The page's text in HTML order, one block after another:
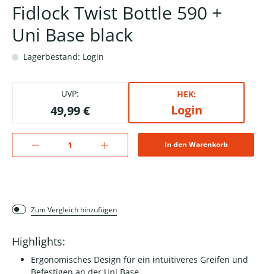
Fidlock Twist Bottle 590 +
Uni Base black
Lagerbestand: Login
UVP:
49,99 €
HEK:
Login
In den Warenkorb
Zum Vergleich hinzufügen
Highlights:
Ergonomisches Design für ein intuitiveres Greifen und